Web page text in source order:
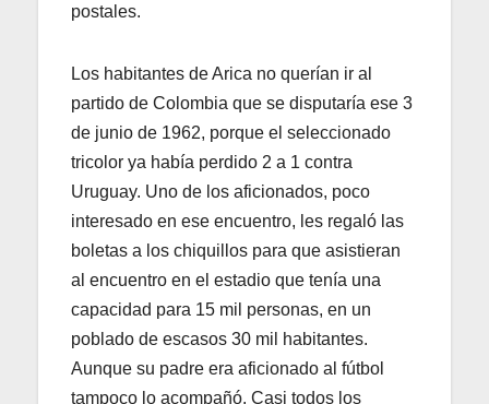
postales.
Los habitantes de Arica no querían ir al
partido de Colombia que se disputaría ese 3
de junio de 1962, porque el seleccionado
tricolor ya había perdido 2 a 1 contra
Uruguay. Uno de los aficionados, poco
interesado en ese encuentro, les regaló las
boletas a los chiquillos para que asistieran
al encuentro en el estadio que tenía una
capacidad para 15 mil personas, en un
poblado de escasos 30 mil habitantes.
Aunque su padre era aficionado al fútbol
tampoco lo acompañó. Casi todos los